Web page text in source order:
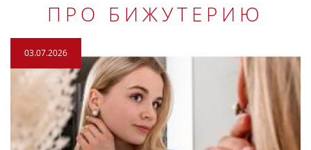
ПРО БИЖУТЕРИЮ
03.07.2026